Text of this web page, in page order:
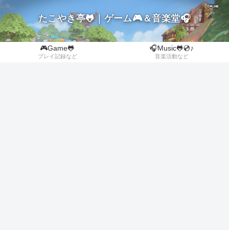
たこやき亭🐸｜ゲーム🎮＆音楽堂🎧
🎮Game🐸
プレイ記録など
🎧Music🐸💿♪
音楽活動など